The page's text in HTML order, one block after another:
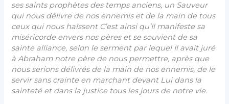
ses saints prophètes des temps anciens, un Sauveur
qui nous délivre de nos ennemis et de la main de tous
ceux qui nous haïssent C’est ainsi qu’Il manifeste sa
miséricorde envers nos pères et se souvient de sa
sainte alliance, selon le serment par lequel Il avait juré
à Abraham notre père de nous permettre, après que
nous serions délivrés de la main de nos ennemis, de le
servir sans crainte en marchant devant Lui dans la
sainteté et dans la justice tous les jours de notre vie.